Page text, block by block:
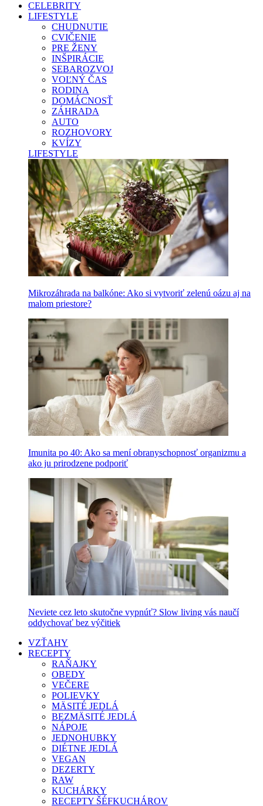
CELEBRITY
LIFESTYLE
CHUDNUTIE
CVIČENIE
PRE ŽENY
INŠPIRÁCIE
SEBAROZVOJ
VOĽNÝ ČAS
RODINA
DOMÁCNOSŤ
ZÁHRADA
AUTO
ROZHOVORY
KVÍZY
LIFESTYLE
Mikrozáhrada na balkóne: Ako si vytvoriť zelenú oázu aj na
malom priestore?
Imunita po 40: Ako sa mení obranyschopnosť organizmu a
ako ju prirodzene podporiť
Neviete cez leto skutočne vypnúť? Slow living vás naučí
oddychovať bez výčitiek
VZŤAHY
RECEPTY
RAŇAJKY
OBEDY
VEČERE
POLIEVKY
MÄSITÉ JEDLÁ
BEZMÄSITÉ JEDLÁ
NÁPOJE
JEDNOHUBKY
DIÉTNE JEDLÁ
VEGAN
DEZERTY
RAW
KUCHÁRKY
RECEPTY ŠÉFKUCHÁROV